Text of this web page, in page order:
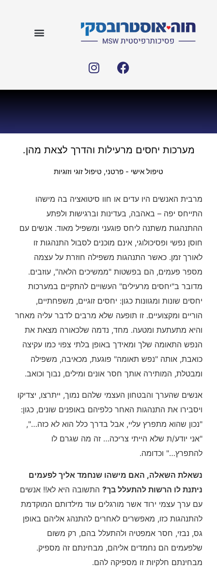
מערכות יחסים מרעילות והדרך לצאת מהן.
טיפול אישי - פרטני, טיפול זוגי וזוגיות
מרבית האנשים היו עדים או חוו סיטואציה בה מישהו
התייחס יפה – באהבה, בעדינות וברגישות ולפתע
ההתנהגות משתנה ליחס פוגעני ומשפיל מאוד. אנשים עם
חוסן נפשי ופסיכולוגי, אינם מוכנים לסבול התנהגות זו
לאורך זמן. כאשר התנהגות משפילה חוזרת על עצמה
מספר פעמים, הם בפשטות "ממשיכים הלאה", עוזבים.
מדובר ב"יחסים מרעילים" העשויים להתקיים במערכות
יחסים שונות ומגוונות כגון: יחסים זוגיים, משפחתיים,
הוריים ומקצועיים. זו תופעה שלא מרבים לדבר עליה מאחר
והיא מתעתעת ומטעה. מחד, נדמה שלכאורה מצאת את
הנפש התאומה שלך ומאידך באופן בלתי צפוי כמו עקיצה
כואבת, אותה "נפש תאומה" פוגעת, מכאיבה, משפילה
ומבטלת, המותירה אותך חסר אונים ומילים, נבוך וכואב.
אנשים שהערך והבטחון העצמי שלהם נמוך, ייתרצו, יצדיקו
ויסבירו את התנהגות האחר כלפיהם באופנים שונים, כגון:
"נכון שהוא מתפרץ עליי, אבל בדרך כלל הוא לא כזה…",
"אני יודע/ת שלא הייתי צריכה… זה מה שגרם לו
להתפרץ…" וכדומה.
נשאלת השאלה, האם מישהו שנחמד אליך לפעמים
ניתנת לו הרשות להתעלל בך? התשובה היא לא!! אנשים
עם ערך עצמי ירוד אשר מורגלים עוד מילדותם המוקדמת
להתנהגות כזו, מאפשרים לאחרים להתנהג אליהם באופן
גס, נבזי, חסר אמפטיה ולהתעלל בהם, רק משום
שלפעמים הם נחמדים אליהם, מבחינתם זה מספיק.
מבחינתם חלקיות זו מספיקה להם.